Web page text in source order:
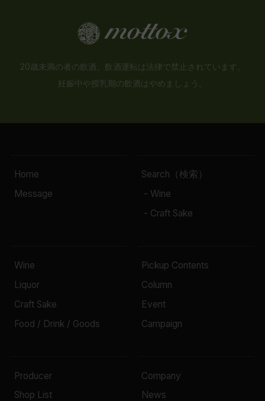
20歳未満の者の飲酒、飲酒運転は法律で禁止されています。
妊娠中や授乳期の飲酒はやめましょう。
Home
Message
Search（検索）
- Wine
- Craft Sake
Wine
Liquor
Craft Sake
Food / Drink / Goods
Pickup Contents
Column
Event
Campaign
Producer
Shop List
Company
News